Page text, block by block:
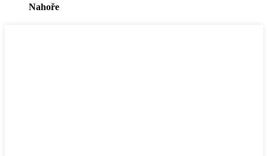
Nahoře